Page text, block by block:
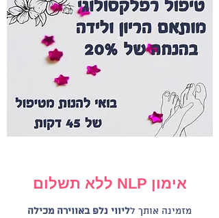
אימון NLP ללא תשלום
מזמינה אותך לליווי נלפ באווירה מכילה